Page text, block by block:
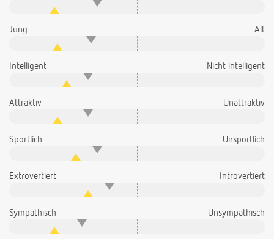
Jung Alt
Intelligent Nicht intelligent
Attraktiv Unattraktiv
Sportlich Unsportlich
Extrovertiert Introvertiert
Sympathisch Unsympathisch